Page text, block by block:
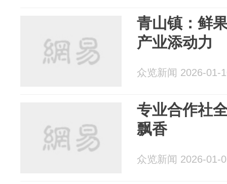
青山镇：鲜
产业添动力
众览新闻 2026-01-
专业合作社
飘香
众览新闻 2026-01-